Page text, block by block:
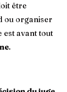
être
ou organiser
est avant tout
.